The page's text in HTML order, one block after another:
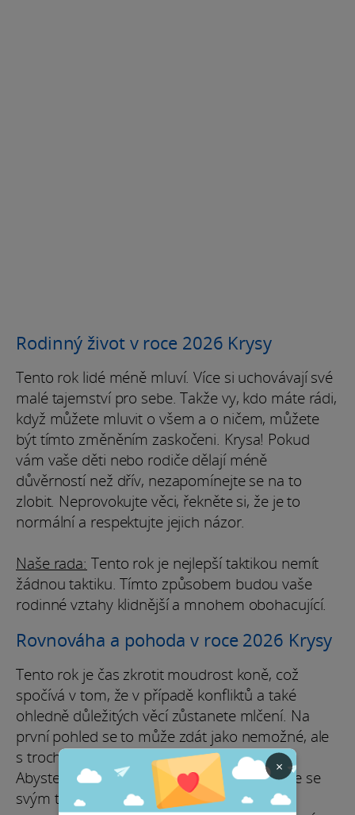
Rodinný život v roce 2026 Krysy
Tento rok lidé méně mluví. Více si uchovávají své
malé tajemství pro sebe. Takže vy, kdo máte rádi,
když můžete mluvit o všem a o ničem, můžete
být tímto změněním zaskočeni. Krysa! Pokud
vám vaše děti nebo rodiče dělají méně
důvěrností než dřív, nezapomínejte se na to
zlobit. Neprovokujte věci, řekněte si, že je to
normální a respektujte jejich názor.
Naše rada: Tento rok je nejlepší taktikou nemít
žádnou taktiku. Tímto způsobem budou vaše
rodinné vztahy klidnější a mnohem obohacující.
Rovnováha a pohoda v roce 2026 Krysy
Tento rok je čas zkrotit moudrost koně, což
spočívá v tom, že v případě konfliktů a také
ohledně důležitých věcí zůstanete mlčení. Na
první pohled se to může zdát jako nemožné, ale
s trochou tréninku byste to měli zvládnout.
Abyste tohoto malého zázraku dosáhli, učte se
svým tempem cnosti samoty. Trávte čas o
×